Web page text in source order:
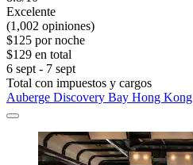
Excelente
(1,002 opiniones)
$125 por noche
$129 en total
6 sept - 7 sept
Total con impuestos y cargos
Auberge Discovery Bay Hong Kong